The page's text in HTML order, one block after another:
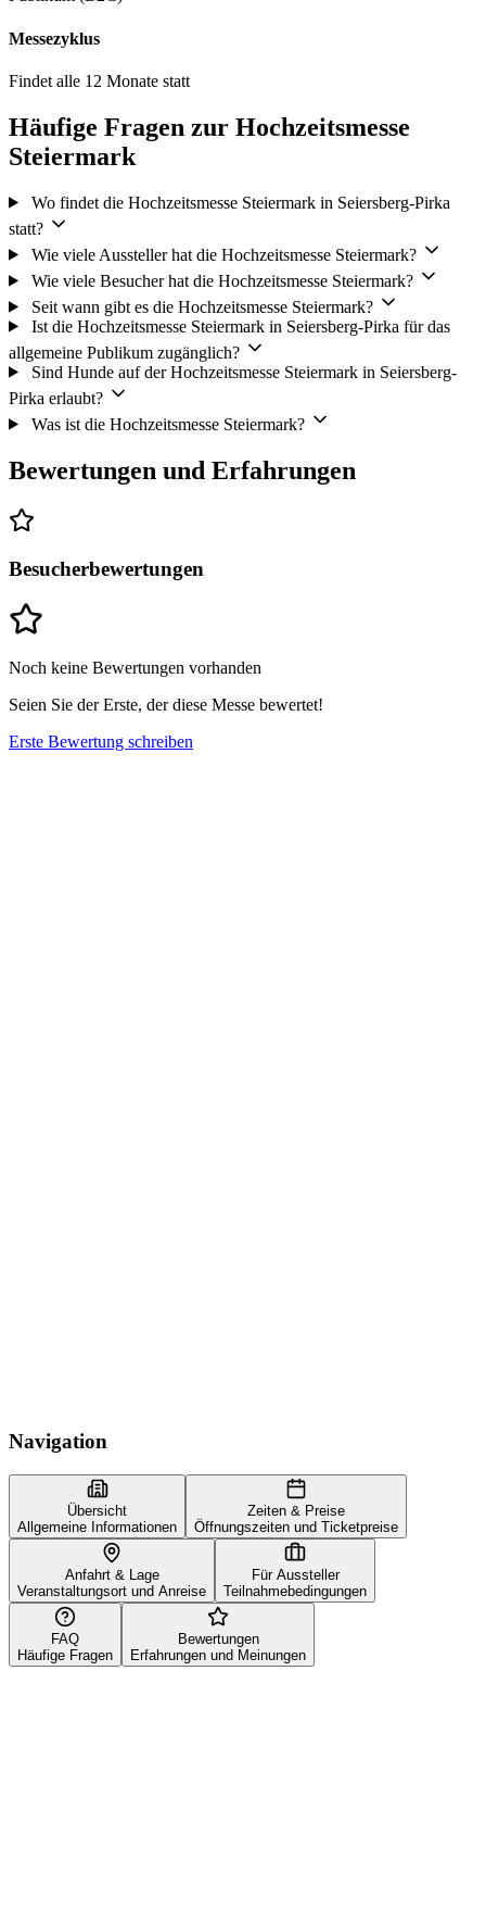
Messezyklus
Findet alle 12 Monate statt
Häufige Fragen zur Hochzeitsmesse
Steiermark
Wo findet die Hochzeitsmesse Steiermark in Seiersberg-Pirka
statt?
Wie viele Aussteller hat die Hochzeitsmesse Steiermark?
Wie viele Besucher hat die Hochzeitsmesse Steiermark?
Seit wann gibt es die Hochzeitsmesse Steiermark?
Ist die Hochzeitsmesse Steiermark in Seiersberg-Pirka für das
allgemeine Publikum zugänglich?
Sind Hunde auf der Hochzeitsmesse Steiermark in Seiersberg-
Pirka erlaubt?
Was ist die Hochzeitsmesse Steiermark?
Bewertungen und Erfahrungen
Besucherbewertungen
Noch keine Bewertungen vorhanden
Seien Sie der Erste, der diese Messe bewertet!
Erste Bewertung schreiben
Navigation
Übersicht
Allgemeine Informationen
Zeiten & Preise
Öffnungszeiten und Ticketpreise
Anfahrt & Lage
Veranstaltungsort und Anreise
Für Aussteller
Teilnahmebedingungen
FAQ
Häufige Fragen
Bewertungen
Erfahrungen und Meinungen